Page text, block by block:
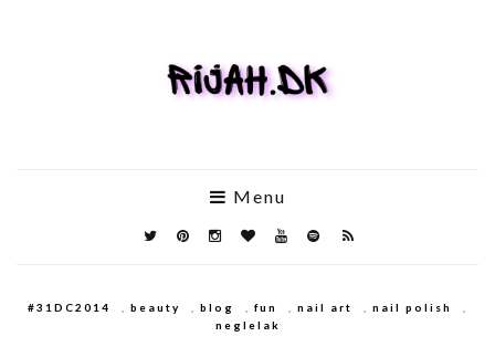
Menu
#31DC2014 , beauty , blog , fun , nail art , nail polish
,
neglelak